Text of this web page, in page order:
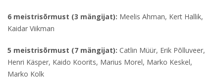
6 meistrisõrmust (3 mängijat): Meelis Ahman, Kert Hallik,
Kaidar Viikman
5 meistrisõrmust (7 mängijat): Catlin Müür, Erik Põlluveer,
Henri Käsper, Kaido Koorits, Marius Morel, Marko Keskel,
Marko Kolk